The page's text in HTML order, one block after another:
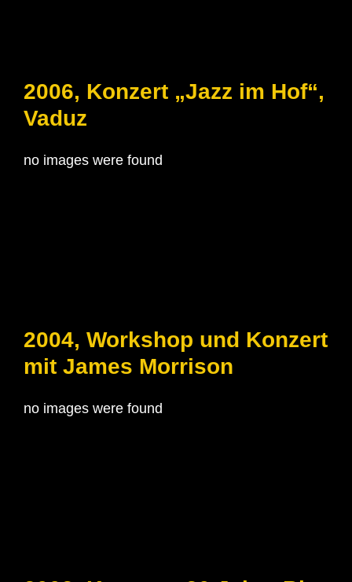
2006, Konzert „Jazz im Hof“,
Vaduz
no images were found
2004, Workshop und Konzert
mit James Morrison
no images were found